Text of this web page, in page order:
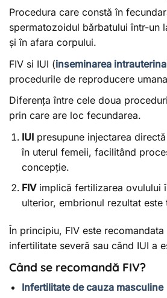
Procedura care constă în
spermatozoidul bărbatului într-un
și în afara corpului.
FIV si IUI (inseminarea intrauterina
procedurile de reproducere
Diferența între cele doua
prin care are loc fecundarea.
IUIpresupune injectarea
în uterul femeii, facilitând
concepție.
FIVimplică fertilizarea ovulului
ulterior, embrionul rezultat este
În principiu, FIV este
infertilitate severă sau când IUI a
Când se recomandă FIV?
Infertilitate de cauza masculine